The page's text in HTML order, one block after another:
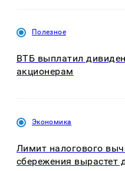
Полезное
ВТБ выплатил
акционерам
Экономика
Лимит налогового
сбережения вырастет